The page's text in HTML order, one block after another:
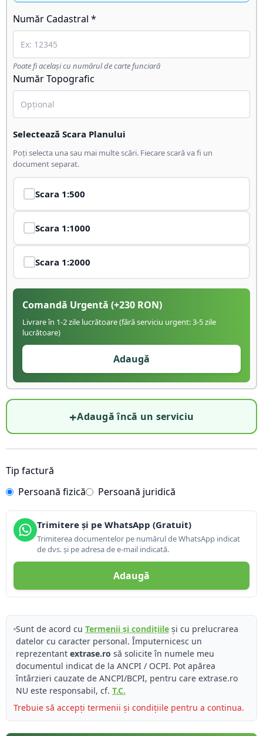
Număr Cadastral *
Poate fi același cu numărul de carte funciară
Număr Topografic
Selectează Scara Planului
Poți selecta una sau mai multe scări. Fiecare scară va fi un
document separat.
Scara 1:500
Scara 1:1000
Scara 1:2000
Comandă Urgentă (+230 RON)
Livrare în 1-2 zile lucrătoare (fără serviciu urgent: 3-5 zile
lucrătoare)
Adaugă
+Adaugă încă un serviciu
Tip factură
Persoană fizică
Persoană juridică
Trimitere și pe WhatsApp (Gratuit)
Trimiterea documentelor pe numărul de WhatsApp indicat
de dvs. și pe adresa de e-mail indicată.
Adaugă
Sunt de acord cu Termenii și condițiileși cu prelucrarea
datelor cu caracter personal. Împuternicesc un
reprezentant extrase.ro să solicite în numele meu
documentul indicat de la ANCPI / OCPI. Pot apărea
întârzieri cauzate de ANCPI/BCPI, pentru care extrase.ro
NU este responsabil, cf. T.C.
Trebuie să accepți termenii și condițiile pentru a continua.